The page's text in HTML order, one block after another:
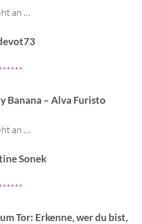
an …
Banana – Alva Furisto
an …
Sonek
Tor: Erkenne, wer du bist,